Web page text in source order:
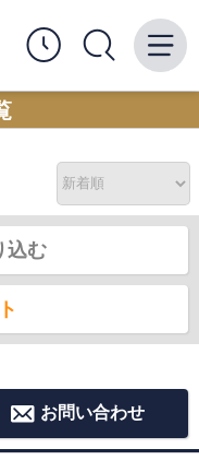
込む
お問い合わせ